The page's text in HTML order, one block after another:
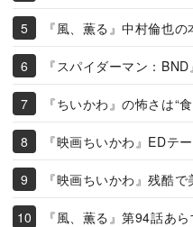
『風、薫る』中村倫也
『スパイダーマン：
『ちいかわ』の怖さは“
『映画ちいかわ』EDテ
『映画ちいかわ』残酷
『風、薫る』第94話あら